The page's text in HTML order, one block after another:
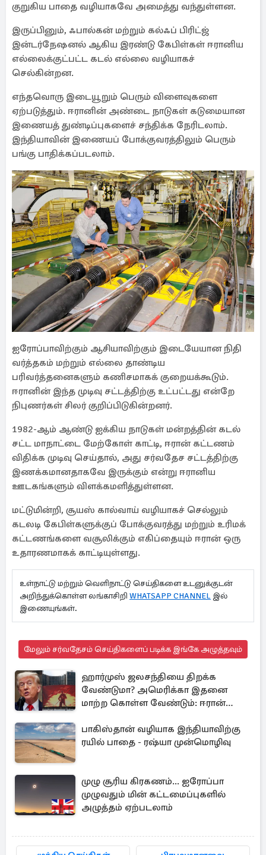
குறுகிய பாதை வழியாகவே அமைத்து வந்துள்ளன.
இருப்பினும், ஃபால்கன் மற்றும் கல்ஃப் பிரிட்ஜ்
இன்டர்நேஷனல் ஆகிய இரண்டு கேபிள்கள் ஈரானிய
எல்லைக்குட்பட்ட கடல் எல்லை வழியாகச்
செல்கின்றன.
எந்தவொரு இடையூறும் பெரும் விளைவுகளை
ஏற்படுத்தும். ஈரானின் அண்டை நாடுகள் கடுமையான
இணையத் துண்டிப்புகளைச் சந்திக்க நேரிடலாம்.
இந்தியாவின் இணையப் போக்குவரத்திலும் பெரும்
பங்கு பாதிக்கப்படலாம்.
ஐரோப்பாவிற்கும் ஆசியாவிற்கும் இடையேயான நிதி
வர்த்தகம் மற்றும் எல்லை தாண்டிய
பரிவர்த்தனைகளும் கணிசமாகக் குறையக்கூடும்.
ஈரானின் இந்த முடிவு சட்டத்திற்கு உட்பட்டது என்றே
நிபுணர்கள் சிலர் குறிப்பிடுகின்றனர்.
1982-ஆம் ஆண்டு ஐக்கிய நாடுகள் மன்றத்தின் கடல்
சட்ட மாநாட்டை மேற்கோள் காட்டி, ஈரான் கட்டணம்
விதிக்க முடிவு செய்தால், அது சர்வதேச சட்டத்திற்கு
இணக்கமானதாகவே இருக்கும் என்று ஈரானிய
ஊடகங்களும் விளக்கமளித்துள்ளன.
மட்டுமின்றி, சூயஸ் கால்வாய் வழியாகச் செல்லும்
கடலடி கேபிள்களுக்குப் போக்குவரத்து மற்றும் உரிமக்
கட்டணங்களை வசூலிக்கும் எகிப்தையும் ஈரான் ஒரு
உதாரணமாகக் காட்டியுள்ளது.
உள்நாட்டு மற்றும் வெளிநாட்டு செய்திகளை உடனுக்குடன்
அறிந்துக்கொள்ள லங்காசிறி WHATSAPP CHANNEL இல்
இணையுங்கள்.
மேலும் சர்வதேசம் செய்திகளைப் படிக்க இங்கே அழுத்தவும்
ஹார்முஸ் ஜலசந்தியை திறக்க
வேண்டுமா? அமெரிக்கா இதனை
மாற்ற கொள்ள வேண்டும்: ஈரான்
பாகிஸ்தான் வழியாக இந்தியாவிற்கு
ரயில் பாதை - ரஷ்யா முன்மொழிவு
முழு சூரிய கிரகணம்... ஐரோப்பா
முழுவதும் மின் கட்டமைப்புகளில்
அழுத்தம் ஏற்படலாம்